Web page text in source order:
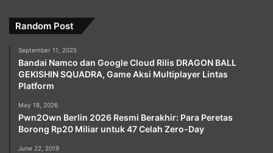
Random Post
September 11, 2025
Bandai Namco dan Google Cloud Rilis DRAGON BALL
GEKISHIN SQUADRA, Game Aksi Multiplayer Lintas
Platform
May 18, 2026
Pwn2Own Berlin 2026 Resmi Berakhir: Para Peretas
Borong Rp20 Miliar untuk 47 Celah Zero-Day
June 22, 2019